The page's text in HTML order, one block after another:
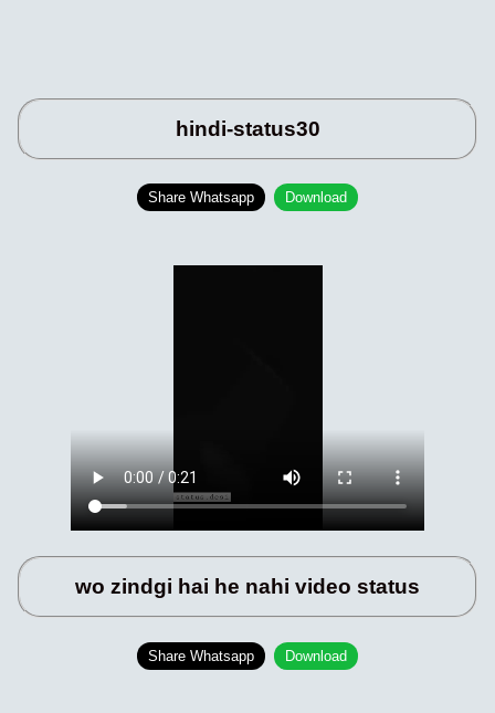
hindi-status30
Share Whatsapp Download
wo zindgi hai he nahi video status
Share Whatsapp Download